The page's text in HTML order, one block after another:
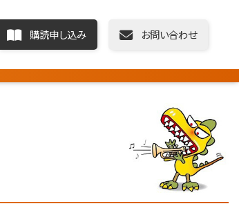
購読申し込み お問い合わせ